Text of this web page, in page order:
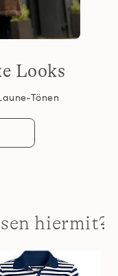
Looks
Tönen
hiermit?